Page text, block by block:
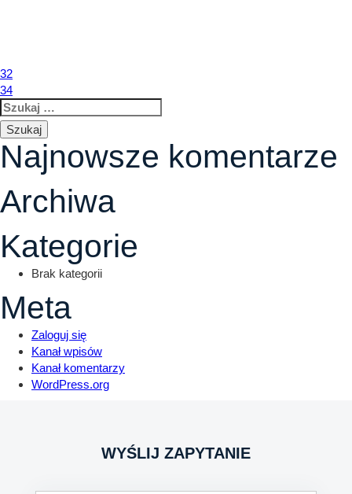
Nawigacja
wpisu
32
34
Szukaj:
Najnowsze komentarze
Archiwa
Kategorie
Brak kategorii
Meta
Zaloguj się
Kanał wpisów
Kanał komentarzy
WordPress.org
WYŚLIJ ZAPYTANIE